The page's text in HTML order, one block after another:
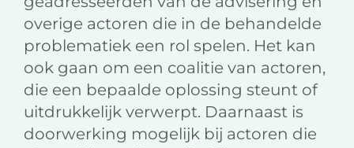
overige actoren die in de behandelde
problematiek een rol spelen. Het kan
ook gaan om een coalitie van actoren,
die een bepaalde oplossing steunt of
uitdrukkelijk verwerpt. Daarnaast is
doorwerking mogelijk bij actoren die